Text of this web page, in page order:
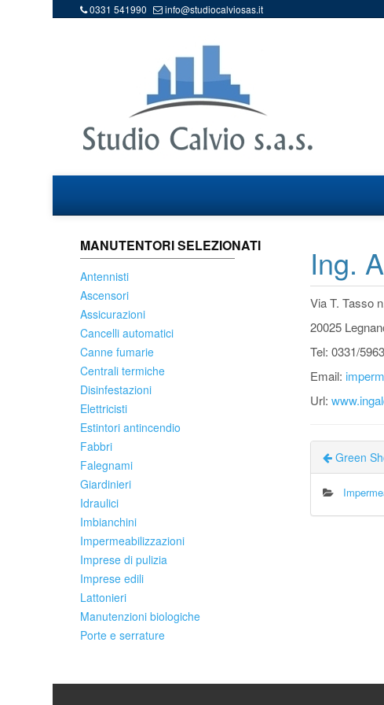
0331 541990 info@studiocalviosas.it
MANUTENTORI SELEZIONATI
Antennisti
Ascensori
Assicurazioni
Cancelli automatici
Canne fumarie
Centrali termiche
Disinfestazioni
Elettricisti
Estintori antincendio
Fabbri
Falegnami
Giardinieri
Idraulici
Imbianchini
Impermeabilizzazioni
Imprese di pulizia
Imprese edili
Lattonieri
Manutenzioni biologiche
Porte e serrature
Ing.
Via T. Tasso
20025
Tel: 0331/
Email:
Url:
Green